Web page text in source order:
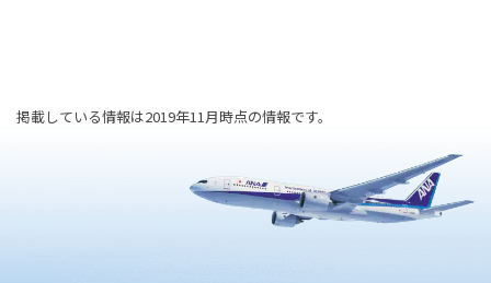
掲載している情報は2019年11月時点の情報です。